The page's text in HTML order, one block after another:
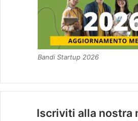
Bandi Startup 2026
Iscriviti alla nostra